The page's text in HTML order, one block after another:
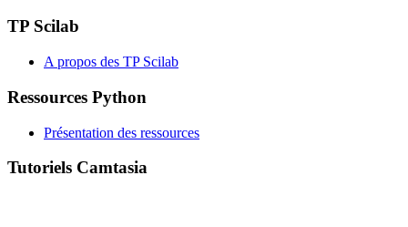
TP Scilab
A propos des TP Scilab
Ressources Python
Présentation des ressources
Tutoriels Camtasia